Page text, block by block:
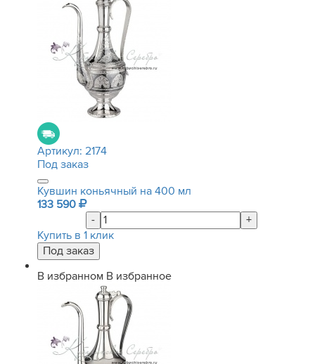
Артикул: 2174
Под заказ
Кувшин коньячный на 400 мл
133 590
-
+
Купить в 1 клик
В избранном В избранное